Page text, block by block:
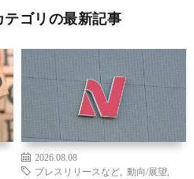
テゴリの最新記事
2026.08.08
プレスリリースなど
動向/展望